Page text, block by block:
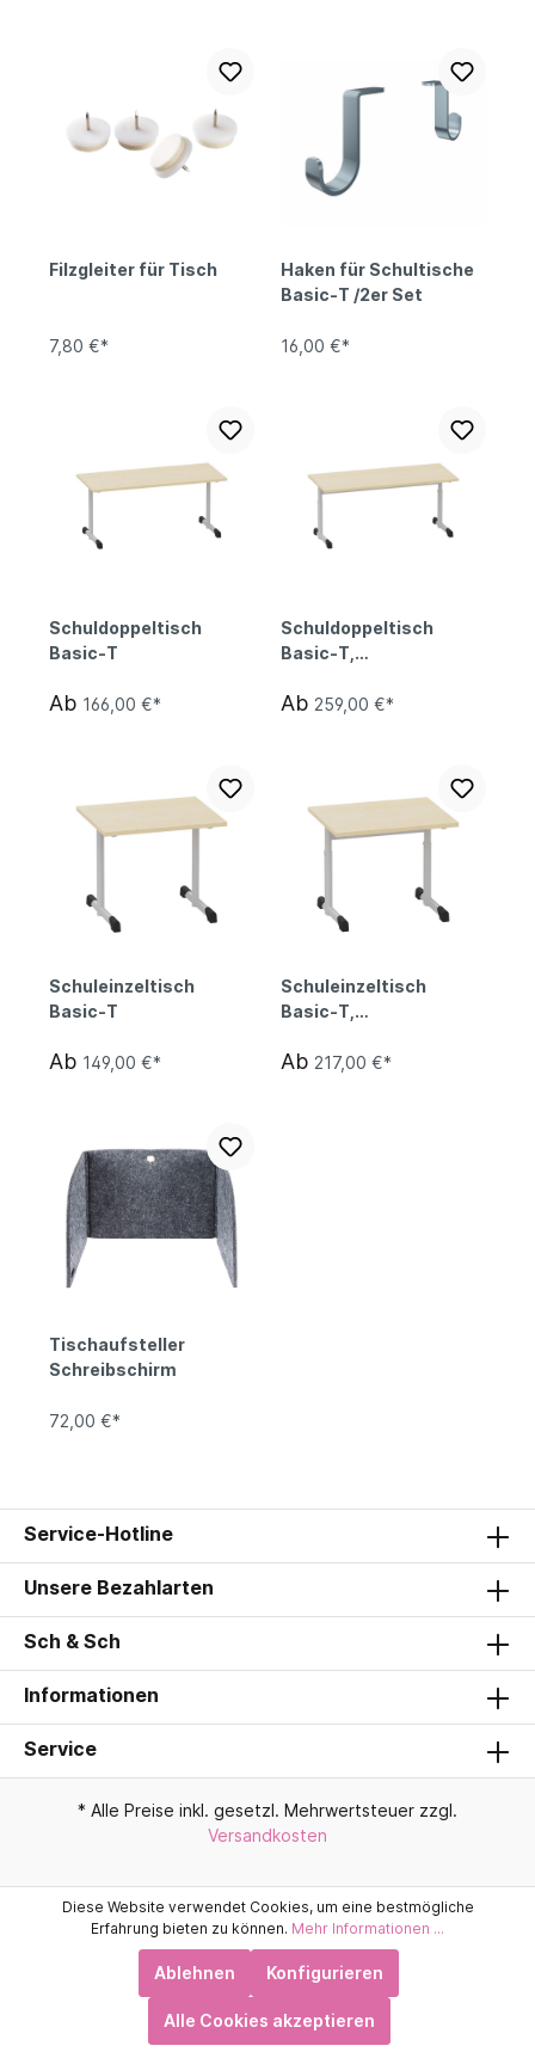
Filzgleiter für Tisch
7,80 €*
Haken für Schultische
Basic-T /2er Set
16,00 €*
Schuldoppeltisch
Basic-T
Ab 166,00 €*
Schuldoppeltisch
Basic-T,
Ab 259,00 €*
Schuleinzeltisch
Basic-T
Ab 149,00 €*
Schuleinzeltisch
Basic-T,
Ab 217,00 €*
Tischaufsteller
Schreibschirm
72,00 €*
Service-Hotline
Unsere Bezahlarten
Sch & Sch
Informationen
Service
* Alle Preise inkl. gesetzl. Mehrwertsteuer zzgl.
Versandkosten
Diese Website verwendet Cookies, um eine bestmögliche
Erfahrung bieten zu können. Mehr Informationen ...
Ablehnen Konfigurieren
Alle Cookies akzeptieren